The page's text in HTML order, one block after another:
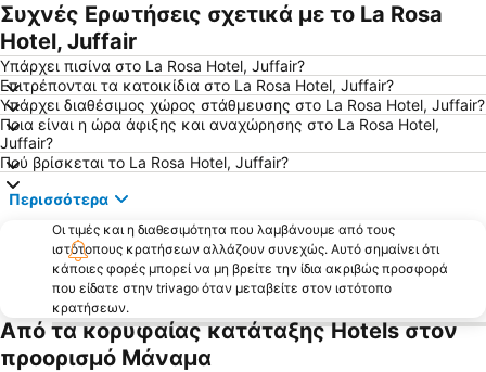
Συχνές Ερωτήσεις σχετικά με το La Rosa
Hotel, Juffair
Υπάρχει πισίνα στο La Rosa Hotel, Juffair?
Επιτρέπονται τα κατοικίδια στο La Rosa Hotel, Juffair?
Υπάρχει διαθέσιμος χώρος στάθμευσης στο La Rosa Hotel, Juffair?
Ποια είναι η ώρα άφιξης και αναχώρησης στο La Rosa Hotel,
Juffair?
Πού βρίσκεται το La Rosa Hotel, Juffair?
Περισσότερα
Οι τιμές και η διαθεσιμότητα που λαμβάνουμε από τους
ιστότοπους κρατήσεων αλλάζουν συνεχώς. Αυτό σημαίνει ότι
κάποιες φορές μπορεί να μη βρείτε την ίδια ακριβώς προσφορά
που είδατε στην trivago όταν μεταβείτε στον ιστότοπο
κρατήσεων.
Από τα κορυφαίας κατάταξης Hotels στον
προορισμό Μάναμα